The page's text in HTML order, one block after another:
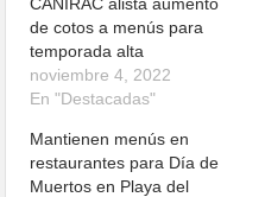
de cotos a menús para
temporada alta
noviembre 4, 2022
En "Destacadas"
Mantienen menús en
restaurantes para Día de
Muertos en Playa del